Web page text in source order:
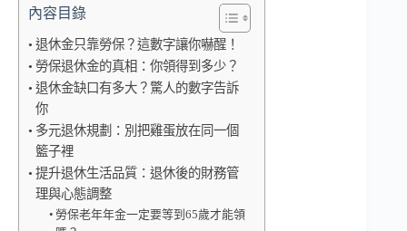
內容目錄
退休金只靠勞保？這數字讓你嚇醒！
勞保退休金的真相：你領得到多少？
退休金缺口有多大？驚人的數字告訴
你
多元退休規劃：別把雞蛋放在同一個
籃子裡
提升退休生活品質：退休後的財務管
理與心態調整
勞保老年年金一定要等到65歲才能領